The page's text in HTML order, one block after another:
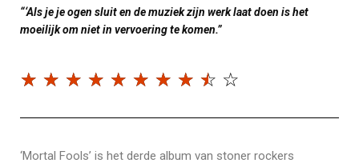
“‘Als je je ogen sluit en de muziek zijn werk laat doen is het
moeilijk om niet in vervoering te komen.”
☆ ☆ ☆ ☆ ☆ ☆ ☆ ☆ ☆ ☆
‘Mortal Fools’ is het derde album van stoner rockers